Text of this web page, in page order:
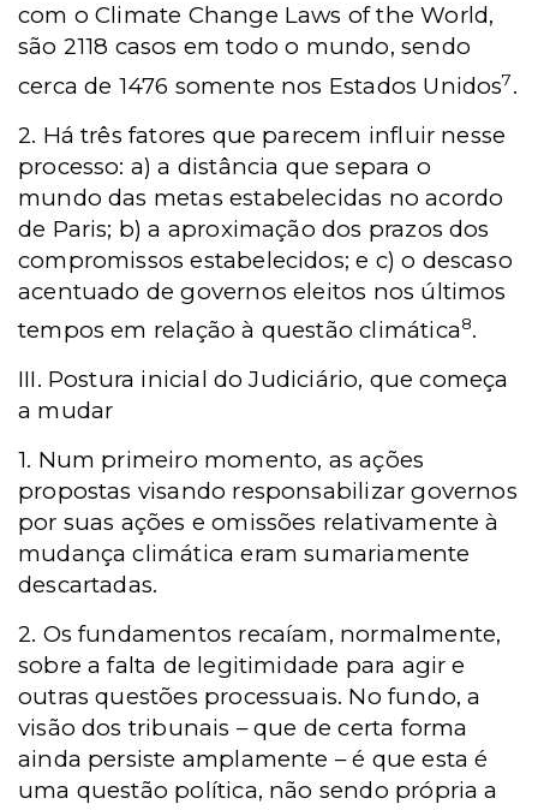
com o Climate Change Laws of the World,
são 2118 casos em todo o mundo, sendo
cerca de 1476 somente nos Estados Unidos7.
2. Há três fatores que parecem influir nesse
processo: a) a distância que separa o
mundo das metas estabelecidas no acordo
de Paris; b) a aproximação dos prazos dos
compromissos estabelecidos; e c) o descaso
acentuado de governos eleitos nos últimos
tempos em relação à questão climática8.
III. Postura inicial do Judiciário, que começa
a mudar
1. Num primeiro momento, as ações
propostas visando responsabilizar governos
por suas ações e omissões relativamente à
mudança climática eram sumariamente
descartadas.
2. Os fundamentos recaíam, normalmente,
sobre a falta de legitimidade para agir e
outras questões processuais. No fundo, a
visão dos tribunais – que de certa forma
ainda persiste amplamente – é que esta é
uma questão política, não sendo própria a